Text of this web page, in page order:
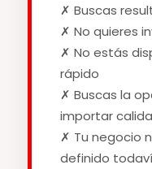
✗ Buscas
✗ No quieres
✗ No estás
rápido
✗ Buscas la
importar
✗ Tu negocio
definido